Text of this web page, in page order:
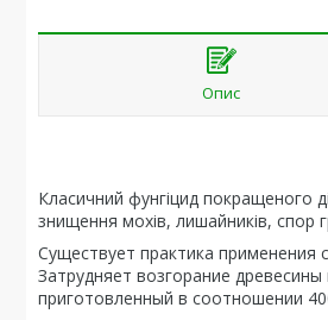
Опис
Класичний фунгіцид покращеного
знищення мохів, лишайників, спор
Существует практика применения
Затрудняет возгорание
приготовленный в соотношении